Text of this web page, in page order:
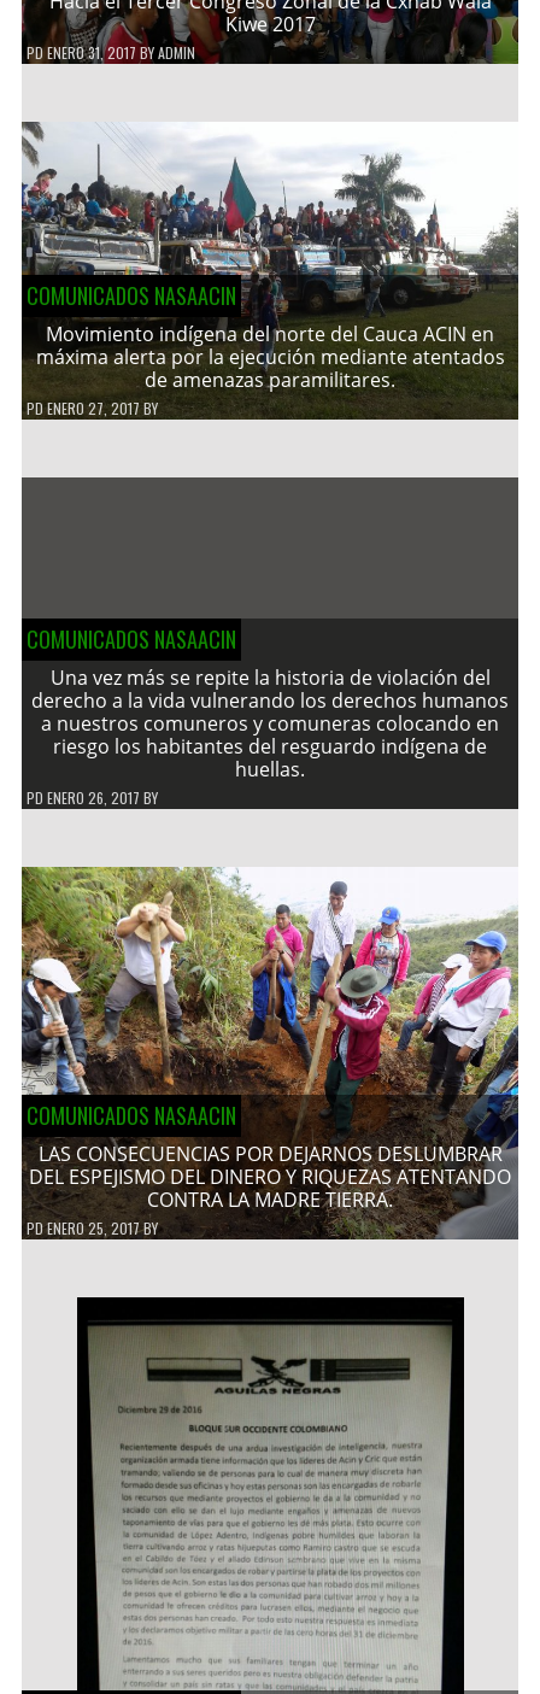
Kiwe 2017
PDENERO 31, 2017 BYADMIN
COMUNICADOS NASAACIN
Movimiento indígena del norte del Cauca ACIN en
máxima alerta por la ejecución mediante atentados
de amenazas paramilitares.
PDENERO 27, 2017 BY
COMUNICADOS NASAACIN
Una vez más se repite la historia de violación del
derecho a la vida vulnerando los derechos humanos
a nuestros comuneros y comuneras colocando en
riesgo los habitantes del resguardo indígena de
huellas.
PD ENERO 26, 2017 BY
COMUNICADOS NASAACIN
LAS CONSECUENCIAS POR DEJARNOS DESLUMBRAR
DEL ESPEJISMO DEL DINERO Y RIQUEZAS ATENTANDO
CONTRA LA MADRE TIERRA.
PDENERO 25, 2017BY